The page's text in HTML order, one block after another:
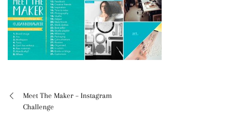
Beitragsnavigation
Meet The Maker – Instagram
Challenge